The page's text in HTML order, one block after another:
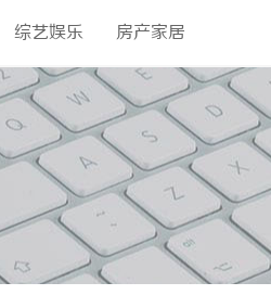
综艺娱乐 房产家居